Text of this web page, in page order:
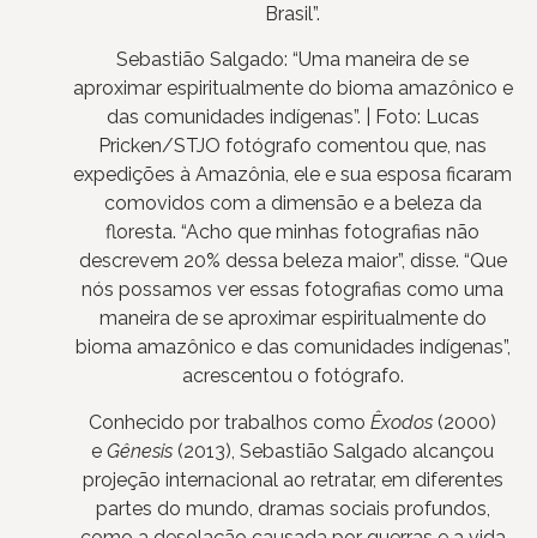
Brasil”.
Sebastião Salgado: “Uma maneira de se
aproximar espiritualmente do bioma amazônico e
das comunidades indígenas”. | Foto: Lucas
Pricken/STJO fotógrafo comentou que, nas
expedições à Amazônia, ele e sua esposa ficaram
comovidos com a dimensão e a beleza da
floresta. “Acho que minhas fotografias não
descrevem 20% dessa beleza maior”, disse. “Que
nós possamos ver essas fotografias como uma
maneira de se aproximar espiritualmente do
bioma amazônico e das comunidades indígenas”,
acrescentou o fotógrafo.
Conhecido por trabalhos como Êxodos (2000)
e Gênesis (2013), Sebastião Salgado alcançou
projeção internacional ao retratar, em diferentes
partes do mundo, dramas sociais profundos,